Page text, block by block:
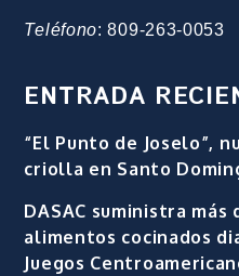
Teléfono: 809-263-0053
ENTRADA
“El Punto de Joselo”,
criolla en Santo
DASAC suministra
alimentos cocinados
Juegos